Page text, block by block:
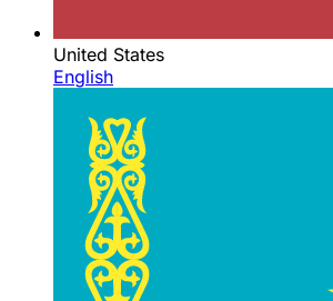
United States
English